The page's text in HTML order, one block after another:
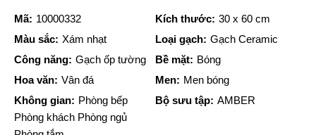
Mã: 10000332 Kích thước: 30 x 60 cm
Màu sắc: Xám nhạt Loại gạch: Gạch Ceramic
Công năng: Gạch ốp tường Bề mặt: Bóng
Hoa văn: Vân đá Men: Men bóng
Không gian: Phòng bếp
Phòng khách Phòng ngủ
Bộ sưu tập: AMBER